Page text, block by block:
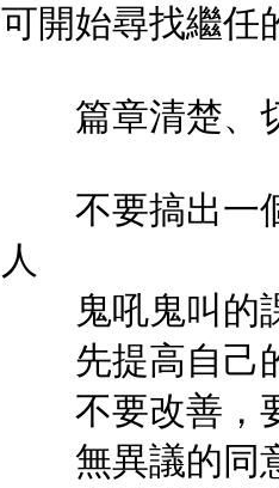
可開始尋找繼任
篇章清楚、
不要搞出一個
人
鬼吼鬼叫的
先提高自己
不要改善，
無異議的同